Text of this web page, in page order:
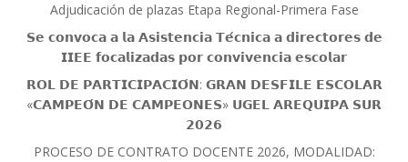
Adjudicación de plazas Etapa Regional-Primera Fase
𝗦𝗲 𝗰𝗼𝗻𝘃𝗼𝗰𝗮 𝗮 𝗹𝗮 𝗔𝘀𝗶𝘀𝘁𝗲𝗻𝗰𝗶𝗮 𝗧𝗲́𝗰𝗻𝗶𝗰𝗮 𝗮 𝗱𝗶𝗿𝗲𝗰𝘁𝗼𝗿𝗲𝘀 𝗱𝗲
𝗜𝗜𝗘𝗘 𝗳𝗼𝗰𝗮𝗹𝗶𝘇𝗮𝗱𝗮𝘀 𝗽𝗼𝗿 𝗰𝗼𝗻𝘃𝗶𝘃𝗲𝗻𝗰𝗶𝗮 𝗲𝘀𝗰𝗼𝗹𝗮𝗿
𝗥𝗢𝗟 𝗗𝗘 𝗣𝗔𝗥𝗧𝗜𝗖𝗜𝗣𝗔𝗖𝗜𝗢́𝗡: 𝗚𝗥𝗔𝗡 𝗗𝗘𝗦𝗙𝗜𝗟𝗘 𝗘𝗦𝗖𝗢𝗟𝗔𝗥
«𝗖𝗔𝗠𝗣𝗘𝗢́𝗡 𝗗𝗘 𝗖𝗔𝗠𝗣𝗘𝗢𝗡𝗘𝗦» 𝗨𝗚𝗘𝗟 𝗔𝗥𝗘𝗤𝗨𝗜𝗣𝗔 𝗦𝗨𝗥
𝟮𝟬𝟮𝟲
PROCESO DE CONTRATO DOCENTE 2026, MODALIDAD: